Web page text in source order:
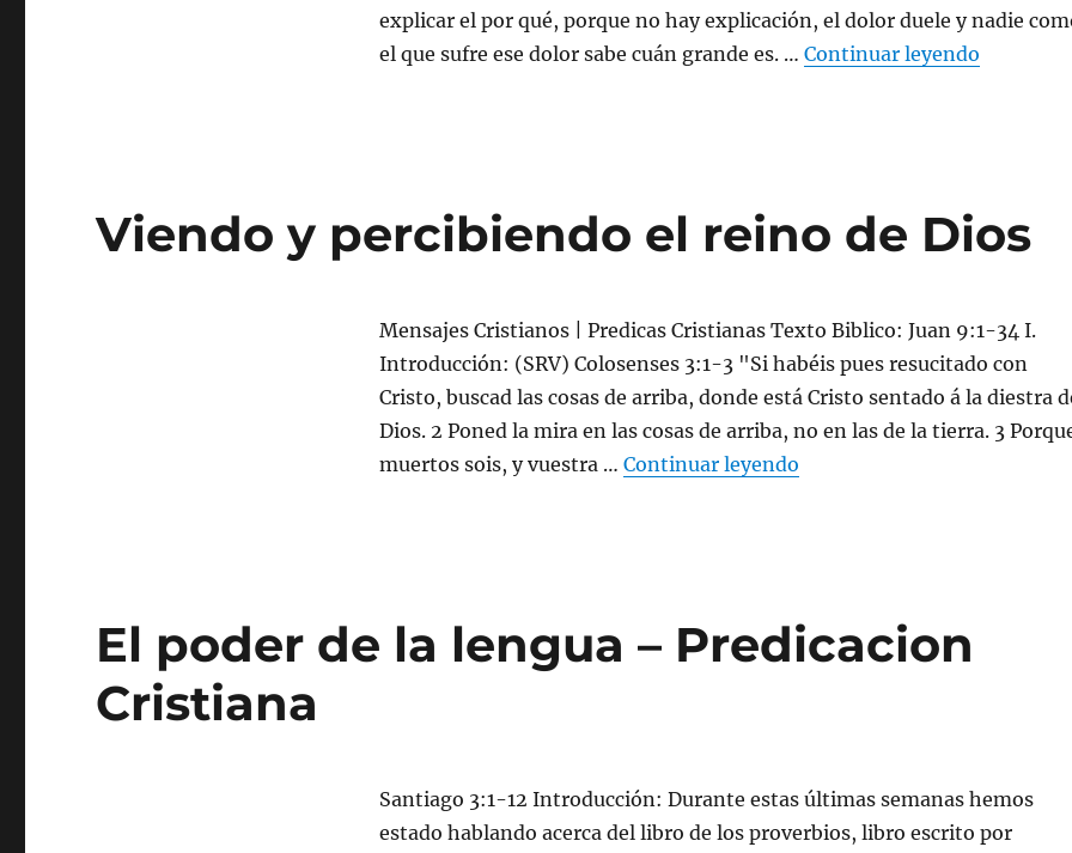
explicar el por qué, porque no hay explicación, el dolor duele y nadie
el que sufre ese dolor sabe cuán grande es. … Continuar leyendo
Viendo y percibiendo el reino de Dios
Mensajes Cristianos | Predicas Cristianas Texto Biblico: Juan 9:1-34 I.
Introducción: (SRV) Colosenses 3:1-3 "Si habéis pues resucitado con
Cristo, buscad las cosas de arriba, donde está Cristo sentado á la diestra
Dios. 2 Poned la mira en las cosas de arriba, no en las de la tierra. 3
muertos sois, y vuestra … Continuar leyendo«Viendo y percibiendo el
El poder de la lengua – Predicacion
Cristiana
Santiago 3:1-12 Introducción: Durante estas últimas semanas hemos
estado hablando acerca del libro de los proverbios, libro escrito por